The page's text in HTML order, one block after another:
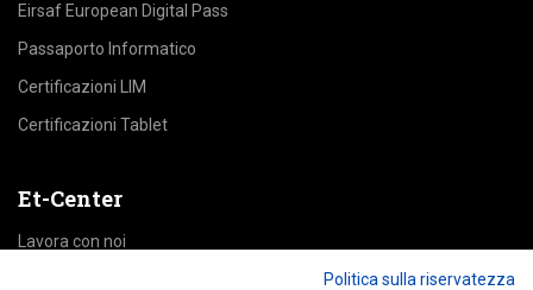
Eirsaf European Digital Pass
Passaporto Informatico
Certificazioni LIM
Certificazioni Tablet
Et-Center
Lavora con noi
Politica sulla riservatezza